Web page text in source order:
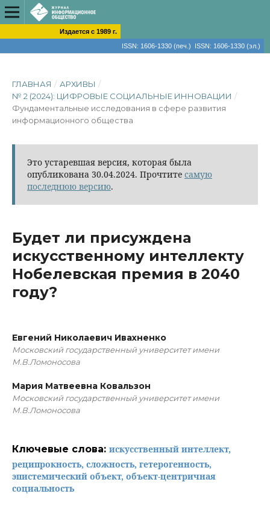
Издается с 1989 г.
ISSN: 1606-1330 (печ.) ISSN: 1606-1330 (эл.)
ГЛАВНАЯ / АРХИВЫ /
№ 2 (2024): ЦИФРОВЫЕ СОЦИАЛЬНЫЕ ИННОВАЦИИ /
Фундаментальные исследования в сфере развития
информационного общества
Это устаревшая версия, которая была
опубликована 30.04.2024. Прочтите самую
последнюю версию.
Будет ли присуждена
искусственному интеллекту
Нобелевская премия в 2040
году?
Евгений Николаевич Ивахненко
Московский государственный университет имени
М.В.Ломоносова
Мария Матвеевна Ковальзон
Московский государственный университет имени
М.В.Ломоносова
Ключевые слова: искусственный интеллект,
реципрокность, сложность, гетерогенность,
эпистемический объект, объект-центричная
социальность